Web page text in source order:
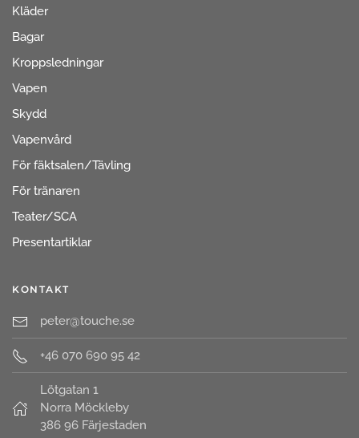
Kläder
Bagar
Kroppsledningar
Vapen
Skydd
Vapenvård
För fäktsalen/Tävling
För tränaren
Teater/SCA
Presentartiklar
KONTAKT
peter@touche.se
+46 070 690 95 42
Lötgatan 1
Norra Möckleby
386 96 Färjestaden